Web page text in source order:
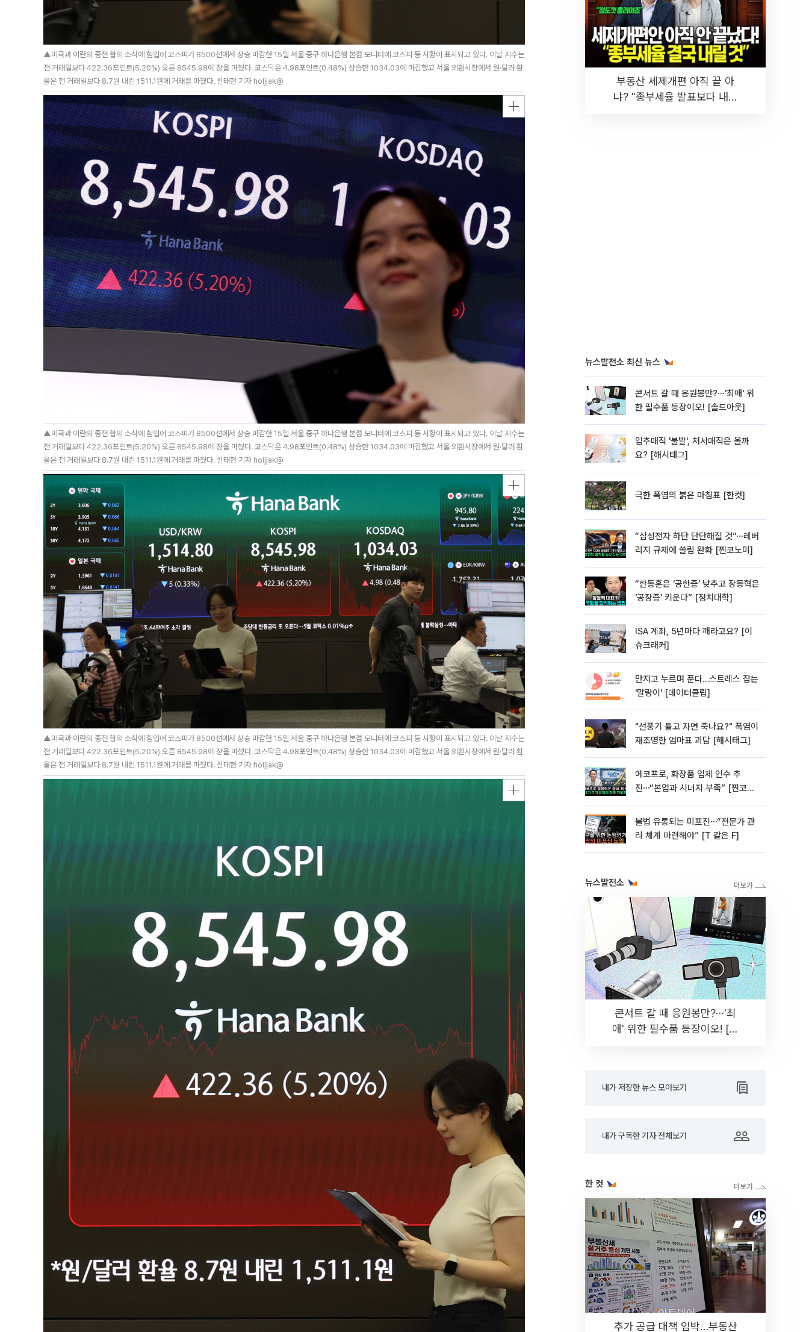
▲미국과 이란의 종전 합의 소식에 힘입어 코스피가 8500선에서 상승 마감한 15일 서울 중구 하나은행 본점 모니터에 코스피 등 시황이 표시되고 있다. 이날 지수는
전 거래일보다 422.36포인트(5.20%) 오른 8545.98에 장을 마쳤다. 코스닥은 4.98포인트(0.48%) 상승한 1034.03에 마감했고 서울 외환시장에서 원·달러 환
율은 전 거래일보다 8.7원 내린 1511.1원에 거래를 마쳤다. 신태현 기자 holjjak@
▲미국과 이란의 종전 합의 소식에 힘입어 코스피가 8500선에서 상승 마감한 15일 서울 중구 하나은행 본점 모니터에 코스피 등 시황이 표시되고 있다. 이날 지수는
전 거래일보다 422.36포인트(5.20%) 오른 8545.98에 장을 마쳤다. 코스닥은 4.98포인트(0.48%) 상승한 1034.03에 마감했고 서울 외환시장에서 원·달러 환
율은 전 거래일보다 8.7원 내린 1511.1원에 거래를 마쳤다. 신태현 기자 holjjak@
▲미국과 이란의 종전 합의 소식에 힘입어 코스피가 8500선에서 상승 마감한 15일 서울 중구 하나은행 본점 모니터에 코스피 등 시황이 표시되고 있다. 이날 지수는
전 거래일보다 422.36포인트(5.20%) 오른 8545.98에 장을 마쳤다. 코스닥은 4.98포인트(0.48%) 상승한 1034.03에 마감했고 서울 외환시장에서 원·달러 환
율은 전 거래일보다 8.7원 내린 1511.1원에 거래를 마쳤다. 신태현 기자 holjjak@
부동산 세제개편 아직 끝 아
냐? "종부세율 발표보다 내릴
뉴스발전소 최신 뉴스
콘서트 갈 때 응원봉만?⋯'최애' 위
한 필수품 등장이오! [솔드아웃]
입추매직 '불발', 처서매직은 올까
요? [해시태그]
극한 폭염의 붉은 마침표 [한컷]
“삼성전자 하단 단단해질 것”⋯레버
리지 규제에 쏠림 완화 [찐코노미]
“한동훈은 ‘공한증’ 낮추고 장동혁은
‘공장증’ 키운다” [정치대학]
ISA 계좌, 5년마다 깨라고요? [이
슈크래커]
만지고 누르며 푼다…스트레스 잡는
'말랑이' [데이터클립]
"선풍기 틀고 자면 죽나요?" 폭염이
재조명한 엄마표 괴담 [해시태그]
에코프로, 화장품 업체 인수 추
진⋯“본업과 시너지 부족” [찐코노
불법 유통되는 미프진⋯“전문가 관
리 체계 마련해야” [T 같은 F]
뉴스발전소
콘서트 갈 때 응원봉만?⋯'최
애' 위한 필수품 등장이오! [솔
내가 저장한 뉴스 모아보기
내가 구독한 기자 전체보기
한 컷
추가 공급 대책 임박…부동산